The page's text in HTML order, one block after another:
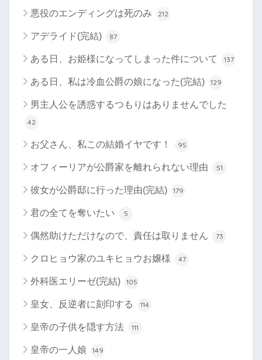
悪役のエンディングは死のみ 212
アデライド(完結) 87
ある日、お姫様になってしまった件について 137
ある日、私は冷血公爵の娘になった(完結) 129
男主人公を誘惑するつもりはありませんでした
42
お父さん、私この結婚イヤです！ 95
オフィーリアが公爵家を離れられない理由 51
彼女が公爵邸に行った理由(完結) 179
君の全てを奪いたい 5
偶然助けただけなので、責任は取りません 73
クロヒョウ家のユキヒョウお嬢様 47
外科医エリーゼ(完結) 105
皇女、反逆者に刻印する 114
皇帝の子供を隠す方法 111
皇帝の一人娘 149